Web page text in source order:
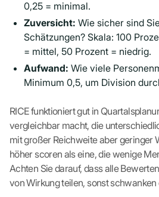
0,25 = minimal.
Zuversicht: Wie sicher sind
Schätzungen? Skala: 100
= mittel, 50 Prozent = niedrig.
Aufwand: Wie viele
Minimum 0,5, um Division
RICE funktioniert gut in
vergleichbar macht, die
mit großer Reichweite aber geringer
höher scoren als eine, die wenige
Achten Sie darauf, dass alle
von Wirkung teilen, sonst